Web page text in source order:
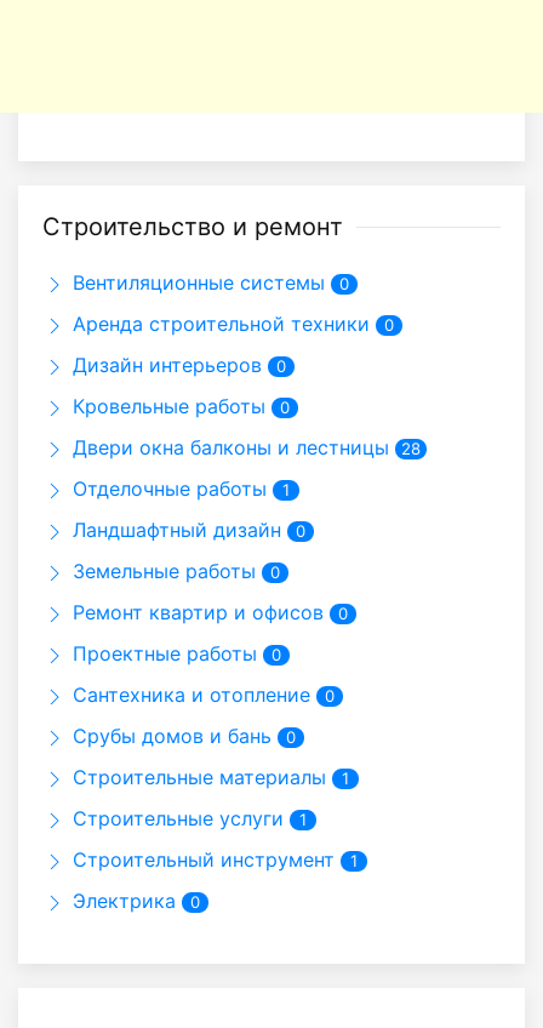
Строительство и ремонт
Вентиляционные системы 0
Аренда строительной техники 0
Дизайн интерьеров 0
Кровельные работы 0
Двери окна балконы и лестницы 28
Отделочные работы 1
Ландшафтный дизайн 0
Земельные работы 0
Ремонт квартир и офисов 0
Проектные работы 0
Сантехника и отопление 0
Срубы домов и бань 0
Строительные материалы 1
Строительные услуги 1
Строительный инструмент 1
Электрика 0